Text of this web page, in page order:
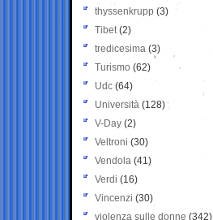
thyssenkrupp (3)
Tibet(2)
tredicesima (3)
Turismo (62)
Udc (64)
Università (128)
V-Day (2)
Veltroni (30)
Vendola (41)
Verdi (16)
Vincenzi (30)
violenza sulle donne (342)